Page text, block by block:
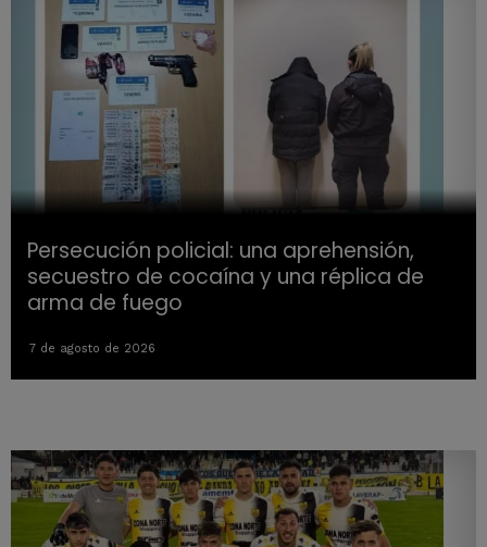
Persecución policial: una aprehensión,
secuestro de cocaína y una réplica de
arma de fuego
7 de agosto de 2026